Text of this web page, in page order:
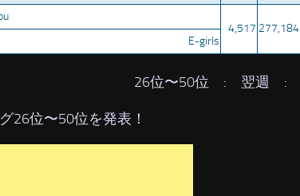
4,517 277,184
E-girls
26位〜50位 : 翌週 :
26位〜50位を発表！